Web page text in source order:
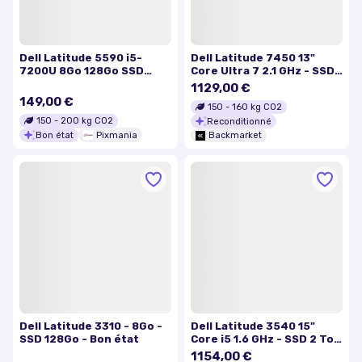
Dell Latitude 5590 i5-
7200U 8Go 128Go SSD
Français - Bon état
149,00 €
150 - 200 kg CO2
Bon état
Pixmania
Dell Latitude 7450 13"
Core Ultra 7 2.1 GHz - SSD
512 Go - 16 Go AZERTY -
Français
1129,00 €
150 - 160 kg CO2
Reconditionné
Backmarket
Dell Latitude 3310 - 8Go -
SSD 128Go - Bon état
Dell Latitude 3540 15"
Core i5 1.6 GHz - SSD 2 To -
32 Go QWERTY - Grec
1154,00 €